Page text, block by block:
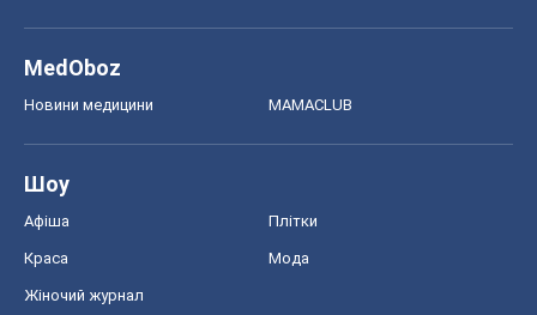
MedOboz
Новини медицини MAMACLUB
Шоу
Афіша Плітки
Краса Мода
Жіночий журнал